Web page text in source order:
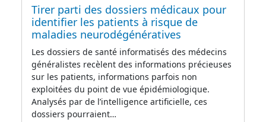
Tirer parti des dossiers médicaux pour
identifier les patients à risque de
maladies neurodégénératives
Les dossiers de santé informatisés des médecins
généralistes recèlent des informations précieuses
sur les patients, informations parfois non
exploitées du point de vue épidémiologique.
Analysés par de l’intelligence artificielle, ces
dossiers pourraient…